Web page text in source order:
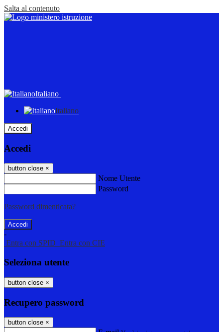
Salta al contenuto
Italiano
Italiano
Accedi
Accedi
button close ×
Nome Utente
Password
Password dimenticata?
-
Entra con SPID Entra con CIE
Seleziona utente
button close ×
Recupero password
button close ×